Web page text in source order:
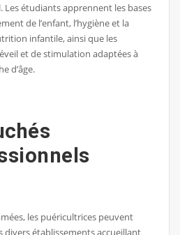
Les étudiants apprennent les bases
de l’enfant, l’hygiène et la
infantile, ainsi que les
et de stimulation adaptées à
d’âge.
les puéricultrices peuvent
divers établissements accueillant